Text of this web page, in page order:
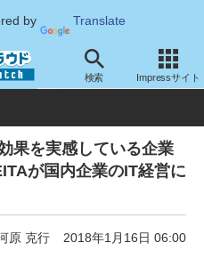
by Translate
検索 Impressサイト
・予測
果を実感している企業
が国内企業のIT経営に
原 克行 2018年1月16日 06:00